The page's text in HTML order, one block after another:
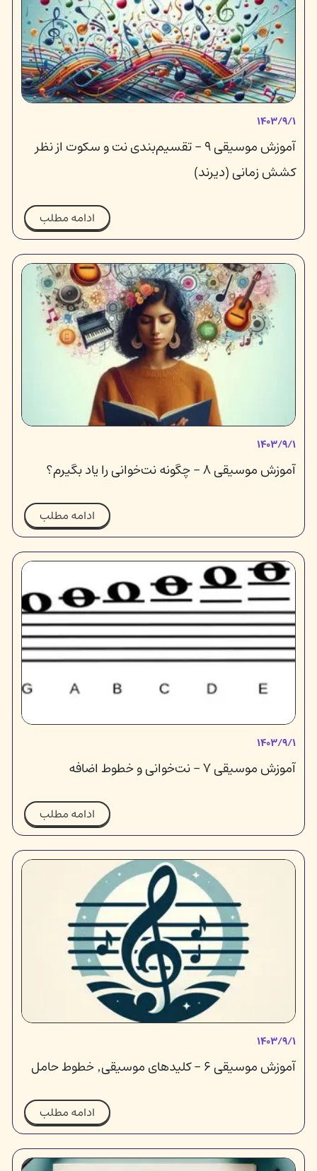
۱۴۰۳/۹/۱
آموزش موسیقی ۹ - تقسیم‌بندی نت و سکوت از نظر
کشش زمانی (دیرند)
ادامه مطلب
۱۴۰۳/۹/۱
آموزش موسیقی ۸ - چگونه نت‌خوانی را یاد بگیرم؟
ادامه مطلب
۱۴۰۳/۹/۱
آموزش موسیقی ۷ - نت‌خوانی و خطوط اضافه
ادامه مطلب
۱۴۰۳/۹/۱
آموزش موسیقی ۶ - کلیدهای موسیقی٬ خطوط حامل
ادامه مطلب